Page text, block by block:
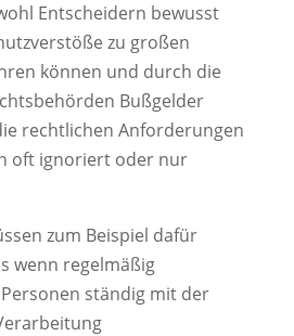
Entscheidern bewusst
zu großen
können und durch die
Bußgelder
rechtlichen Anforderungen
oft ignoriert oder nur
zum Beispiel dafür
wenn regelmäßig
ständig mit der